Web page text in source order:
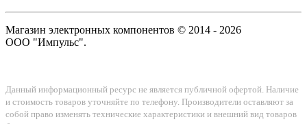
Магазин электронных компонентов © 2014 - 2026
ООО "Импульс".
Данный информационный ресурс не является публичной офертой. Наличие
и стоимость товаров уточняйте по телефону. Производители оставляют за
собой право изменять технические характеристики и внешний вид товаров